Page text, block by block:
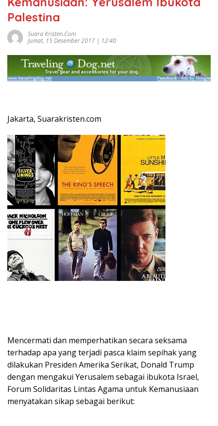
Palestina
Suara Kristen.com
Jumat, 15 Desember 2017 | 12:40
Jakarta, Suarakristen.com
Mencermati dan memperhatikan secara seksama
terhadap apa yang terjadi pasca klaim sepihak yang
dilakukan Presiden Amerika Serikat, Donald Trump
dengan mengakui Yerusalem sebagai ibukota Israel,
Forum Solidaritas Lintas Agama untuk Kemanusiaan
menyatakan sikap sebagai berikut: